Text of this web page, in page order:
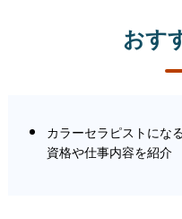
おす
カラーセラピストにな
資格や仕事内容を紹介